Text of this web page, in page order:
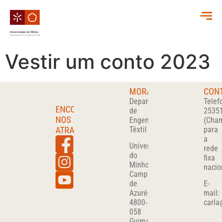
Vestir um conto 2023
ENCONTRA-
NOS
ATRAVÉS
MORADA
Departamento
de
Engenharia
Têxtil
Universidade
do
Minho
Campus
de
Azurém
4800-
058
para
a
rede
fixa
E-
mail: